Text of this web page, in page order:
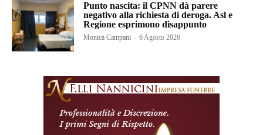
Punto nascita: il CPNN dà parere
negativo alla richiesta di deroga. Asl e
Regione esprimono disappunto
Monica Campani - 6 Agosto 2026